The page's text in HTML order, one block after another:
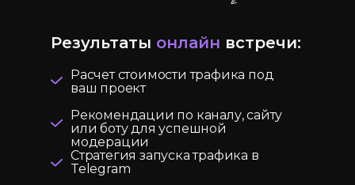
Результаты онлайн встречи:
Рекомендации по каналу, сайту
или боту для успешной
модерации
Расчет стоимости трафика под
ваш проект
Стратегия запуска трафика в
Telegram